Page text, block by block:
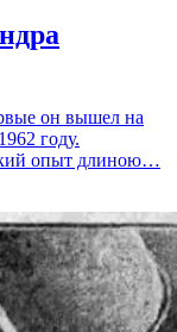
он вышел на
году.
опыт длиною…